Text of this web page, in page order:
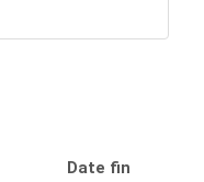
Date fin